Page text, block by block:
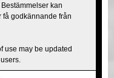
kan
få godkännande från
use may be updated